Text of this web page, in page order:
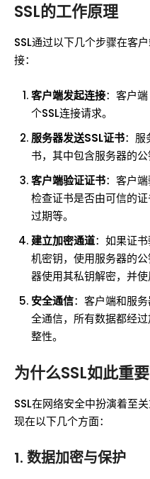
SSL的工作原理
SSL通过以下几个步骤在客
接：
客户端发起连接：客户
个SSL连接请求。
服务器发送SSL证书：服
书，其中包含服务器的公
客户端验证证书：客户
检查证书是否由可信的
过期等。
建立加密通道：如果证
机密钥，使用服务器的
器使用其私钥解密，并使
安全通信：客户端和服
全通信，所有数据都经
整性。
为什么SSL如此重要
SSL在网络安全中扮演着至
现在以下几个方面：
1. 数据加密与保护